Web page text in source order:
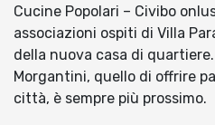
Cucine Popolari – Civibo
associazioni ospiti di Villa
della nuova casa di
Morgantini, quello di offrire
città, è sempre più prossimo.